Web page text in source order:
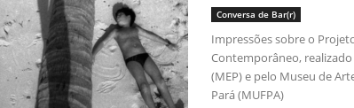
Conversa de Bar(r)
Impressões sobre o
Contemporâneo,
(MEP) e pelo Museu de
Pará (MUFPA)